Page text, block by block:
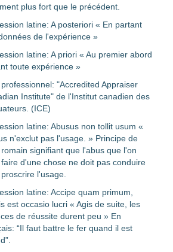
plus fort que le précédent.
latine: A posteriori « En partant
de l'expérience »
latine: A priori « Au premier abord
toute expérience »
"Accredited Appraiser
Institute" de l'Institut canadien des
(ICE)
latine: Abusus non tollit usum «
n'exclut pas l'usage. » Principe de
signifiant que l'abus que l'on
d'une chose ne doit pas conduire
l'usage.
latine: Accipe quam primum,
est occasio lucri « Agis de suite, les
de réussite durent peu » En
“Il faut battre le fer quand il est